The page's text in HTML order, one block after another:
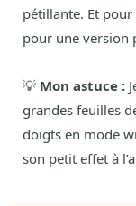
pétillante. Et
pour une version
💡 Mon astuce :
grandes feuilles
doigts en mode
son petit effet à